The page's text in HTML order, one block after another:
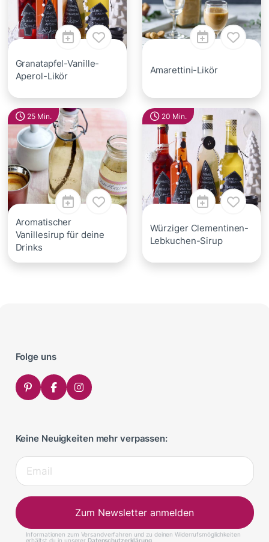
Granatapfel-Vanille-
Aperol-Likör
Amarettini-Likör
25 Min.
Aromatischer
Vanillesirup für deine
Drinks
20 Min.
Würziger Clementinen-
Lebkuchen-Sirup
Folge uns
Keine Neuigkeiten mehr verpassen:
Zum Newsletter anmelden
Informationen zum Versandverfahren und zu deinen Widerrufsmöglichkeiten
erhältst du in unserer Datenschutzerklärung.